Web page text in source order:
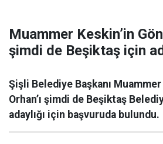
Muammer Keskin’in
şimdi de Beşiktaş için
Şişli Belediye Başkanı Muammer
Orhan’ı şimdi de Beşiktaş
adaylığı için başvuruda bulundu.